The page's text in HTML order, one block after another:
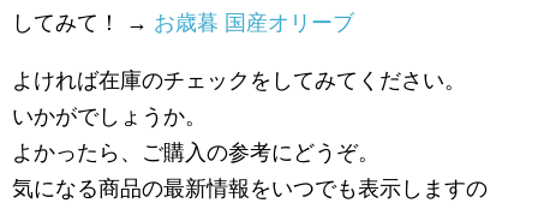
してみて！ → お歳暮 国産オリーブ
よければ在庫のチェックをしてみてください。
いかがでしょうか。
よかったら、ご購入の参考にどうぞ。
気になる商品の最新情報をいつでも表示しますの